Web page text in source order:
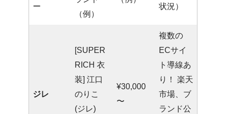
ー
（例）
状況）
ジレ
[SUPER
RICH 衣
装] 江口
のりこ
(ジレ)
¥30,000
〜
複数の
ECサイ
ト導線あ
り！ 楽天
市場、ブ
ランド公